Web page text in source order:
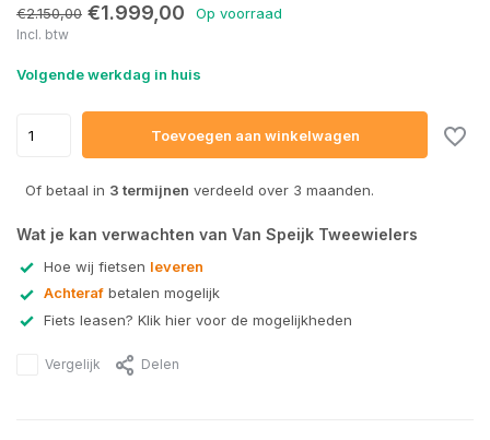
€2.150,00 €1.999,00 Op voorraad
Incl. btw
Volgende werkdag in huis
Toevoegen aan winkelwagen
Of betaal in 3 termijnen verdeeld over 3 maanden.
Wat je kan verwachten van Van Speijk Tweewielers
Hoe wij fietsen leveren
Achteraf betalen mogelijk
Fiets leasen? Klik hier voor de mogelijkheden
Vergelijk Delen